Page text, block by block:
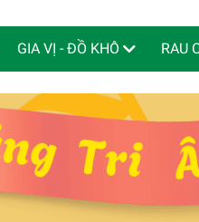
GIA VỊ - ĐỒ KHÔ RAU